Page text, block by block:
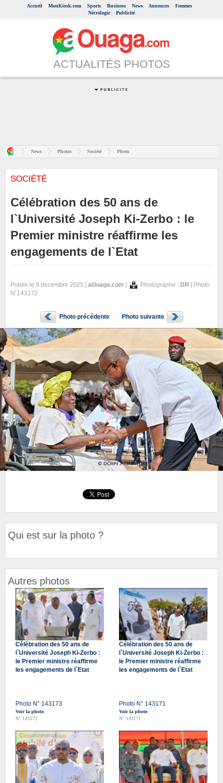
Accueil MonKiosk.com Sports Business News Annonces
Femmes
Nécrologie
Publicité
ACTUALITÉS PHOTOS
News Photos Société Photo
SOCIÉTÉ
Célébration des 50 ans de
l`Université Joseph Ki-Zerbo : le
Premier ministre réaffirme les
engagements de l`Etat
Publié le 9 decembre 2025 | aOuaga.com Photographe : DR | Photo
N˚143172
Photo précédente Photo suivante
Qui est sur la photo ?
Autres photos
Célébration des 50 ans de
l`Université Joseph Ki-Zerbo :
le Premier ministre réaffirme
les engagements de l`Etat
Photo N° 143173
Voir la photo
N° 143173
Célébration des 50 ans de
l`Université Joseph Ki-Zerbo :
le Premier ministre réaffirme
les engagements de l`Etat
Photo N° 143171
Voir la photo
N° 143171